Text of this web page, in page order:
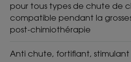
pour tous types de chute de
compatible pendant la
post-chimiothérapie
Anti chute, fortifiant, stimulant